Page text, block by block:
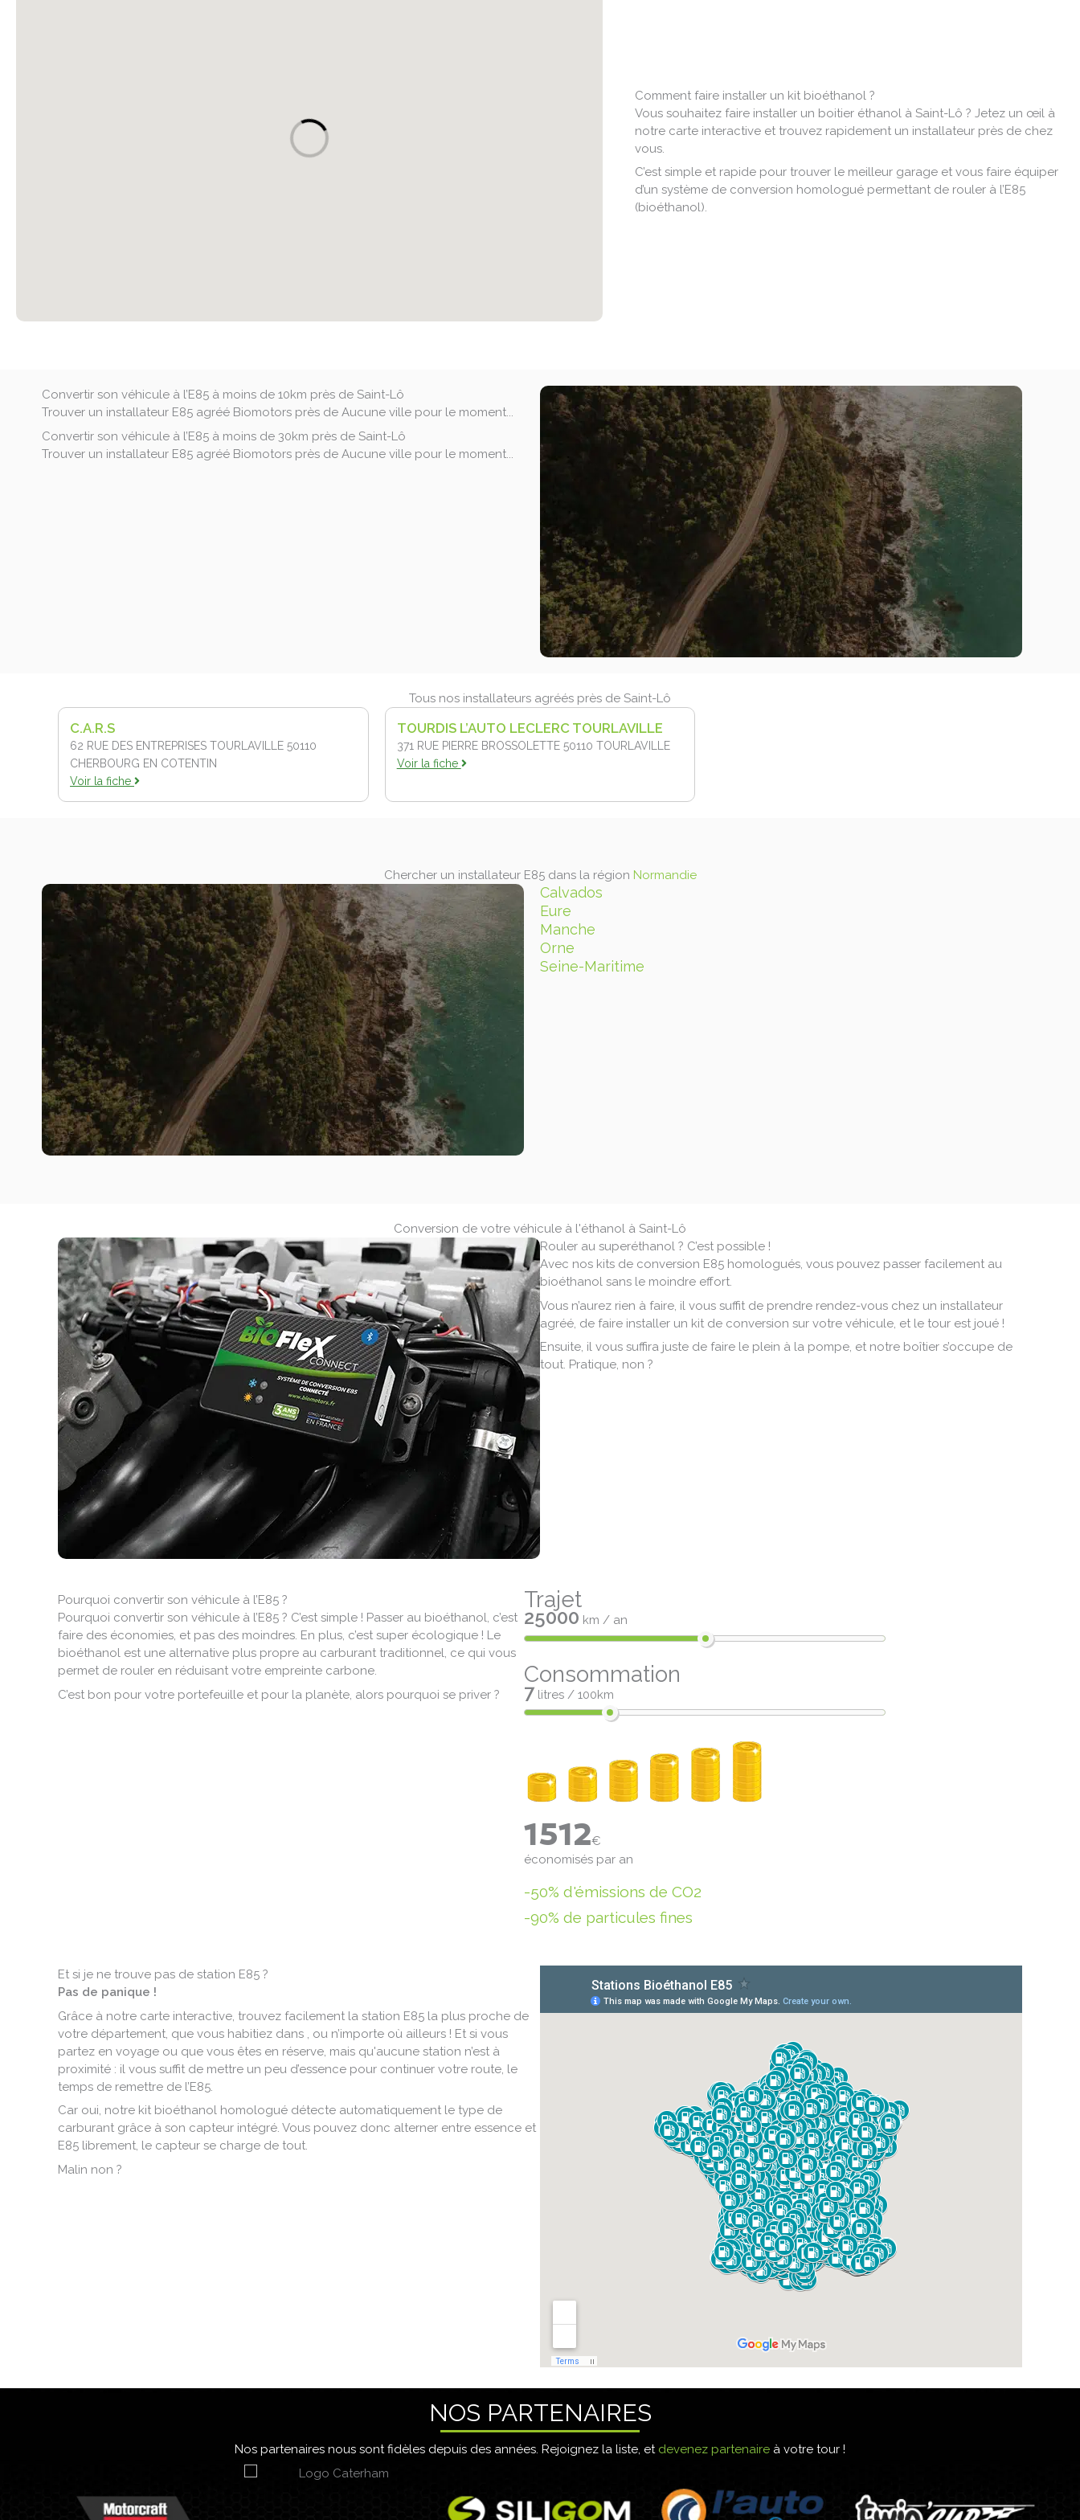
Comment faire installer un kit bioéthanol ?
Vous souhaitez faire installer un boitier éthanol à Saint-Lô ? Jetez un œil à
notre carte interactive et trouvez rapidement un installateur près de chez
vous.
C’est simple et rapide pour trouver le meilleur garage et vous faire équiper
d’un système de conversion homologué permettant de rouler à l’E85
(bioéthanol).
Convertir son véhicule à l’E85 à moins de 10km près de Saint-Lô
Trouver un installateur E85 agréé Biomotors près de Aucune ville pour le moment...
Convertir son véhicule à l’E85 à moins de 30km près de Saint-Lô
Trouver un installateur E85 agréé Biomotors près de Aucune ville pour le moment...
Tous nos installateurs agréés près de Saint-Lô
C.A.R.S
62 RUE DES ENTREPRISES TOURLAVILLE 50110
CHERBOURG EN COTENTIN
Voir la fiche
TOURDIS L’AUTO LECLERC TOURLAVILLE
371 RUE PIERRE BROSSOLETTE 50110 TOURLAVILLE
Voir la fiche
Chercher un installateur E85 dans la région Normandie
Calvados
Eure
Manche
Orne
Seine-Maritime
Conversion de votre véhicule à l'éthanol à Saint-Lô
Rouler au superéthanol ? C’est possible !
Avec nos kits de conversion E85 homologués, vous pouvez passer facilement au
bioéthanol sans le moindre effort.
Vous n’aurez rien à faire, il vous suffit de prendre rendez-vous chez un installateur
agréé, de faire installer un kit de conversion sur votre véhicule, et le tour est joué !
Ensuite, il vous suffira juste de faire le plein à la pompe, et notre boîtier s’occupe de
tout. Pratique, non ?
Pourquoi convertir son véhicule à l’E85 ?
Pourquoi convertir son véhicule à l’E85 ? C’est simple ! Passer au bioéthanol, c’est
faire des économies, et pas des moindres. En plus, c’est super écologique ! Le
bioéthanol est une alternative plus propre au carburant traditionnel, ce qui vous
permet de rouler en réduisant votre empreinte carbone.
C’est bon pour votre portefeuille et pour la planète, alors pourquoi se priver ?
Trajet
25000 km / an
Consommation
7 litres / 100km
1512€
économisés par an
-50% d'émissions de CO2
-90% de particules fines
Et si je ne trouve pas de station E85 ?
Pas de panique !
Grâce à notre carte interactive, trouvez facilement la station E85 la plus proche de
votre département, que vous habitiez dans , ou n’importe où ailleurs ! Et si vous
partez en voyage ou que vous êtes en réserve, mais qu'aucune station n’est à
proximité : il vous suffit de mettre un peu d’essence pour continuer votre route, le
temps de remettre de l’E85.
Car oui, notre kit bioéthanol homologué détecte automatiquement le type de
carburant grâce à son capteur intégré. Vous pouvez donc alterner entre essence et
E85 librement, le capteur se charge de tout.
Malin non ?
NOS PARTENAIRES
Nos partenaires nous sont fidèles depuis des années. Rejoignez la liste, et devenez partenaire à votre tour !